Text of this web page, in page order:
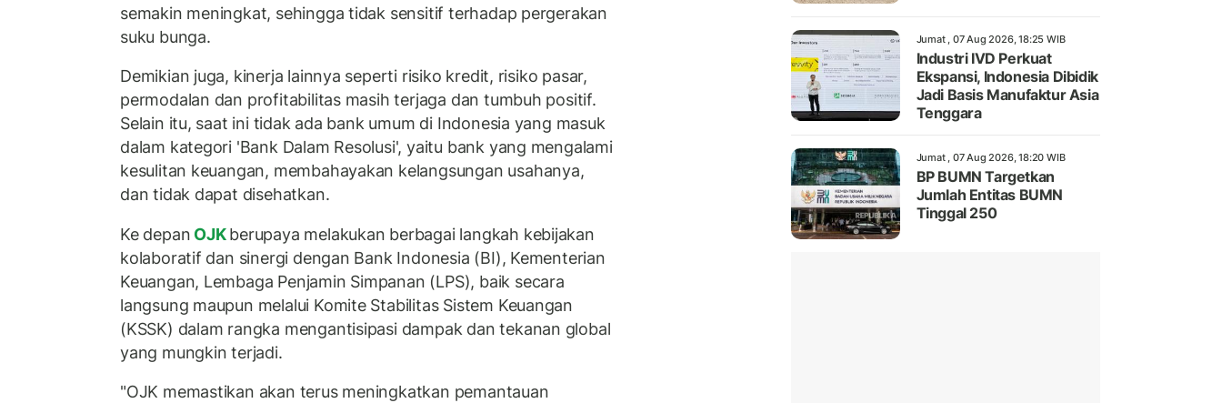
semakin meningkat, sehingga tidak sensitif terhadap pergerakan
suku bunga.
Demikian juga, kinerja lainnya seperti risiko kredit, risiko pasar,
permodalan dan profitabilitas masih terjaga dan tumbuh positif.
Selain itu, saat ini tidak ada bank umum di Indonesia yang masuk
dalam kategori 'Bank Dalam Resolusi', yaitu bank yang mengalami
kesulitan keuangan, membahayakan kelangsungan usahanya,
dan tidak dapat disehatkan.
Ke depan OJKberupaya melakukan berbagai langkah kebijakan
kolaboratif dan sinergi dengan Bank Indonesia (BI), Kementerian
Keuangan, Lembaga Penjamin Simpanan (LPS), baik secara
langsung maupun melalui Komite Stabilitas Sistem Keuangan
(KSSK) dalam rangka mengantisipasi dampak dan tekanan global
yang mungkin terjadi.
"OJK memastikan akan terus meningkatkan pemantauan
Jumat , 07 Aug 2026, 18:25 WIB
Industri IVD Perkuat
Ekspansi, Indonesia Dibidik
Jadi Basis Manufaktur Asia
Tenggara
Jumat , 07 Aug 2026, 18:20 WIB
BP BUMN Targetkan
Jumlah Entitas BUMN
Tinggal 250